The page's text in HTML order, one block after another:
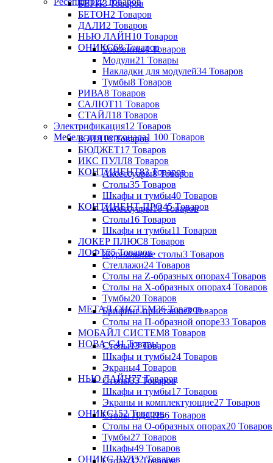
БЕРН3 Товаров
БЕТОН2 Товаров
ДАЛИ2 Товаров
НЬЮ ЛАЙН10 Товаров
ОНИКС68 Товаров
Боковины4 Товаров
Модули21 Товары
Накладки для модулей34 Товаров
Тумбы8 Товаров
РИВА8 Товаров
САЛЮТ11 Товаров
СТАЙЛ18 Товаров
Электрификация12 Товаров
Мебель для персонала1 100 Товаров
БЭЛЛ16 Товаров
БЮДЖЕТ17 Товаров
ИКС ПУЛЛ8 Товаров
КОНТИНЕНТ83 Товаров
Аксессуары8 Товаров
Столы35 Товаров
Шкафы и тумбы40 Товаров
КОНТИНЕНТ-ПРО45 Товаров
Аксессуары18 Товаров
Столы16 Товаров
Шкафы и тумбы11 Товаров
ЛОКЕР ПЛЮС8 Товаров
ЛОФТ55 Товаров
Журнальные столы3 Товаров
Стеллажи24 Товаров
Столы на Z-образных опорах4 Товаров
Столы на Х-образных опорах4 Товаров
Тумбы20 Товаров
МЕТАЛ СИСТЕМ36 Товаров
Брифинг-приставки3 Товаров
Столы на П-образной опоре33 Товаров
МОБАЙЛ СИСТЕМ8 Товаров
НОВА С41 Товары
Столы13 Товаров
Шкафы и тумбы24 Товаров
Экраны4 Товаров
НЬЮ ЛАЙН77 Товаров
Столы33 Товаров
Шкафы и тумбы17 Товаров
Экраны и комплектующие27 Товаров
ОНИКС152 Товаров
Столы ЛДСП56 Товаров
Столы на О-образных опорах20 Товаров
Тумбы27 Товаров
Шкафы49 Товаров
ОНИКС ВУД32 Товаров